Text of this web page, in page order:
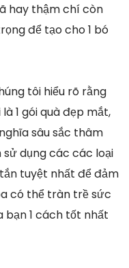
hay thậm chí còn
để tạo cho 1 bó
tôi hiểu rõ rằng
1 gói quà đẹp mắt,
sâu sắc thâm
dụng các các loại
tuyệt nhất để đảm
có thể tràn trề sức
bạn 1 cách tốt nhất